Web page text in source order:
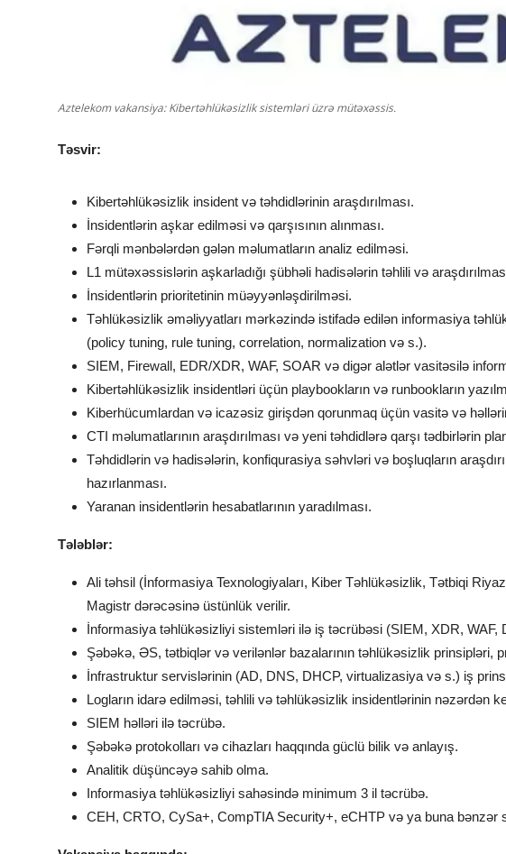
Aztelekom vakansiya: Kibertəhlükəsizlik sistemləri üzrə mütəxəssis.
Təsvir:
Kibertəhlükəsizlik insident və təhdidlərinin araşdırılması.
İnsidentlərin aşkar edilməsi və qarşısının alınması.
Fərqli mənbələrdən gələn məlumatların analiz edilməsi.
L1 mütəxəssislərin aşkarladığı şübhəli hadisələrin təhlili və
İnsidentlərin prioritetinin müəyyənləşdirilməsi.
Təhlükəsizlik əməliyyatları mərkəzində istifadə edilən informasiya
(policy tuning, rule tuning, correlation, normalization və s.).
SIEM, Firewall, EDR/XDR, WAF, SOAR və digər alətlər vasitəsilə
Kibertəhlükəsizlik insidentləri üçün playbookların və runbookların
Kiberhücumlardan və icazəsiz girişdən qorunmaq üçün vasitə və
CTI məlumatlarının araşdırılması və yeni təhdidlərə qarşı tədbirlərin
Təhdidlərin və hadisələrin, konfiqurasiya səhvləri və boşluqların
hazırlanması.
Yaranan insidentlərin hesabatlarının yaradılması.
Tələblər:
Ali təhsil (İnformasiya Texnologiyaları, Kiber Təhlükəsizlik, Tətbiqi
Magistr dərəcəsinə üstünlük verilir.
İnformasiya təhlükəsizliyi sistemləri ilə iş təcrübəsi (SIEM, XDR, WAF,
Şəbəkə, ƏS, tətbiqlər və verilənlər bazalarının təhlükəsizlik prinsipləri,
İnfrastruktur servislərinin (AD, DNS, DHCP, virtualizasiya və s.) iş
Logların idarə edilməsi, təhlili və təhlükəsizlik insidentlərinin nəzərdən
SIEM həlləri ilə təcrübə.
Şəbəkə protokolları və cihazları haqqında güclü bilik və anlayış.
Analitik düşüncəyə sahib olma.
Informasiya təhlükəsizliyi sahəsində minimum 3 il təcrübə.
CEH, CRTO, CySa+, CompTIA Security+, eCHTP və ya buna bənzər